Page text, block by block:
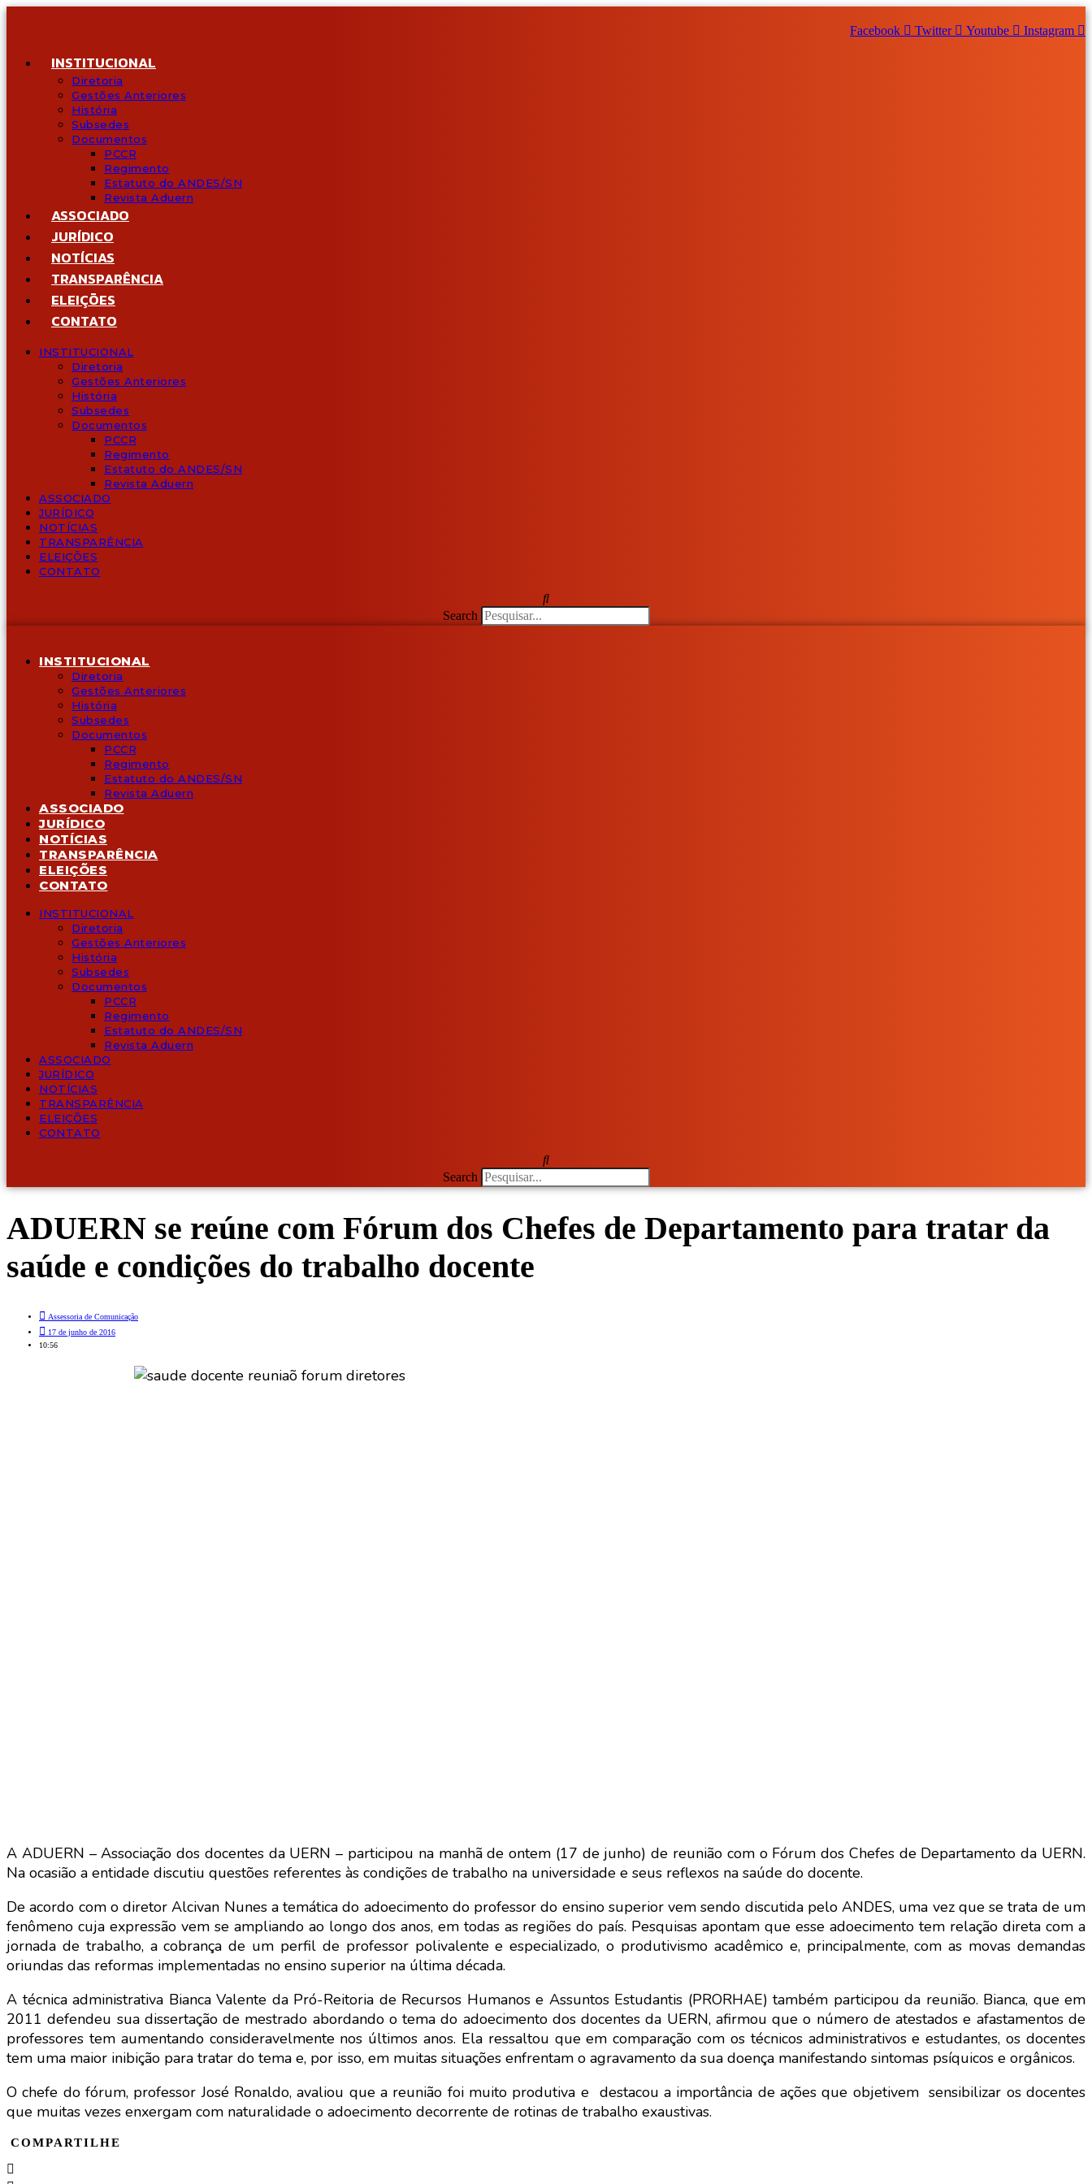
Ir
conteúdo
Facebook Twitter Youtube Instagram
INSTITUCIONAL
Diretoria
Gestões Anteriores
História
Subsedes
Documentos
PCCR
Regimento
Estatuto do ANDES/SN
Revista Aduern
ASSOCIADO
JURÍDICO
NOTÍCIAS
TRANSPARÊNCIA
ELEIÇÕES
CONTATO
INSTITUCIONAL
Diretoria
Gestões Anteriores
História
Subsedes
Documentos
PCCR
Regimento
Estatuto do ANDES/SN
Revista Aduern
ASSOCIADO
JURÍDICO
NOTÍCIAS
TRANSPARÊNCIA
ELEIÇÕES
CONTATO
Search
INSTITUCIONAL
Diretoria
Gestões Anteriores
História
Subsedes
Documentos
PCCR
Regimento
Estatuto do ANDES/SN
Revista Aduern
ASSOCIADO
JURÍDICO
NOTÍCIAS
TRANSPARÊNCIA
ELEIÇÕES
CONTATO
INSTITUCIONAL
Diretoria
Gestões Anteriores
História
Subsedes
Documentos
PCCR
Regimento
Estatuto do ANDES/SN
Revista Aduern
ASSOCIADO
JURÍDICO
NOTÍCIAS
TRANSPARÊNCIA
ELEIÇÕES
CONTATO
Search
ADUERN se reúne com Fórum dos Chefes de Departamento para tratar da
saúde e condições do trabalho docente
Assessoria de Comunicação
17 de junho de 2016
10:56
A ADUERN – Associação dos docentes da UERN – participou na manhã de ontem (17 de junho) de reunião com o Fórum dos Chefes de Departamento da UERN.
Na ocasião a entidade discutiu questões referentes às condições de trabalho na universidade e seus reflexos na saúde do docente.
De acordo com o diretor Alcivan Nunes a temática do adoecimento do professor do ensino superior vem sendo discutida pelo ANDES, uma vez que se trata de um
fenômeno cuja expressão vem se ampliando ao longo dos anos, em todas as regiões do país. Pesquisas apontam que esse adoecimento tem relação direta com a
jornada de trabalho, a cobrança de um perfil de professor polivalente e especializado, o produtivismo acadêmico e, principalmente, com as movas demandas
oriundas das reformas implementadas no ensino superior na última década.
A técnica administrativa Bianca Valente da Pró-Reitoria de Recursos Humanos e Assuntos Estudantis (PRORHAE) também participou da reunião. Bianca, que em
2011 defendeu sua dissertação de mestrado abordando o tema do adoecimento dos docentes da UERN, afirmou que o número de atestados e afastamentos de
professores tem aumentando consideravelmente nos últimos anos. Ela ressaltou que em comparação com os técnicos administrativos e estudantes, os docentes
tem uma maior inibição para tratar do tema e, por isso, em muitas situações enfrentam o agravamento da sua doença manifestando sintomas psíquicos e orgânicos.
O chefe do fórum, professor José Ronaldo, avaliou que a reunião foi muito produtiva e destacou a importância de ações que objetivem sensibilizar os docentes
que muitas vezes enxergam com naturalidade o adoecimento decorrente de rotinas de trabalho exaustivas.
COMPARTILHE